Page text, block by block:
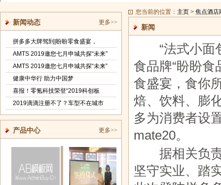
更多>>
新闻动态
拼多多大牌驾到|盼盼零食盛宴，
AMTS 2019邀您七月申城共探“未来”
AMTS 2019邀您七月申城共探“未来”
健康中华行 助力中国梦
喜报！零氪科技荣登“2019科创板
2019滴滴注册不了？车型不在城市
更多>>
产品中心
您当前的位置： 主页 > 焦点酒店
新闻
“法式小面包
食品牌“盼盼食
食盛宴，食你
焙、饮料、膨
多为消费者设
mate20。
据相关负责
坚守实业、踏